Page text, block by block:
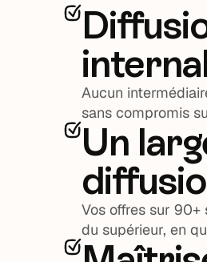
Aucun
sans compromis
Un
Vos offres sur
du supérieur, en